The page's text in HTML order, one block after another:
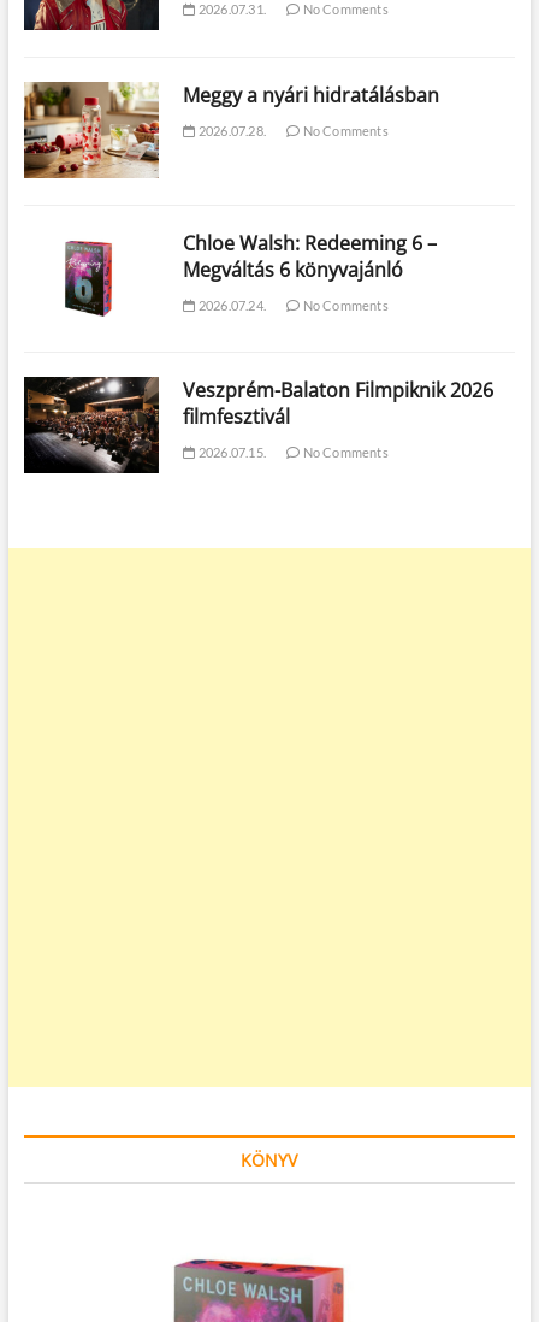
2026.07.31. No Comments
Meggy a nyári hidratálásban
2026.07.28. No Comments
Chloe Walsh: Redeeming 6 –
Megváltás 6 könyvajánló
2026.07.24. No Comments
Veszprém-Balaton Filmpiknik 2026
filmfesztivál
2026.07.15. No Comments
KÖNYV